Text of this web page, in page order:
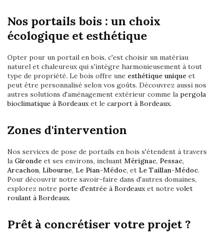
Nos portails bois : un choix
écologique et esthétique
Opter pour un portail en bois, c'est choisir un matériau
naturel et chaleureux qui s'intègre harmonieusement à tout
type de propriété. Le bois offre une esthétique unique et
peut être personnalisé selon vos goûts. Découvrez aussi nos
autres solutions d'aménagement extérieur comme la pergola
bioclimatique à Bordeauxet le carport à Bordeaux.
Zones d'intervention
Nos services de pose de portails en bois s'étendent à travers
la Gironde et ses environs, incluant Mérignac, Pessac,
Arcachon, Libourne, Le Pian-Médoc, et Le Taillan-Médoc.
Pour découvrir notre savoir-faire dans d'autres domaines,
explorez notre porte d'entrée à Bordeauxet notre volet
roulant à Bordeaux.
Prêt à concrétiser votre projet ?